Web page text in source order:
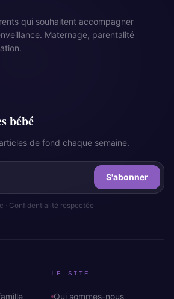
qui souhaitent accompagner
Maternage, parentalité
bébé
de fond chaque semaine.
S'abonner
· Confidentialité respectée
LE SITE
Qui sommes-nous